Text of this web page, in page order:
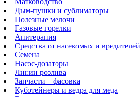
Матководство
Дым-пушки и сублиматоры
Полезные мелочи
Газовые горелки
Апитерапия
Средства от насекомых и вредителей
Семена
Насос-дозаторы
Линии розлива
Запчасти – фасовка
Куботейнеры и ведра для меда